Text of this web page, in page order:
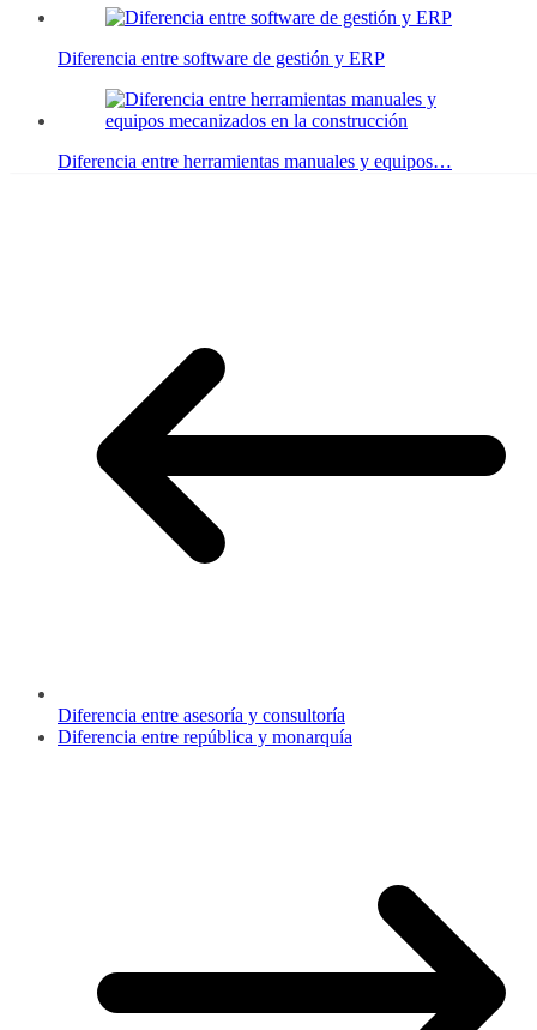
Diferencia entre software de gestión y ERP
Diferencia entre herramientas manuales y equipos…
Diferencia entre asesoría y consultoría
Diferencia entre república y monarquía